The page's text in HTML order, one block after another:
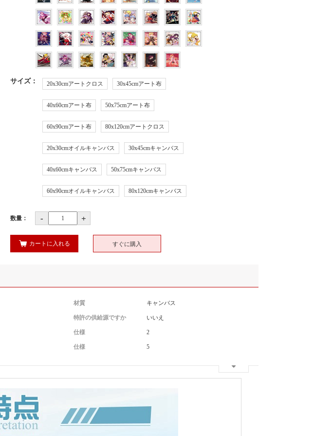
サイズ： 20x30cmアートクロス 30x45cmアート布
40x60cmアート布 50x75cmアート布
60x90cmアート布 80x120cmアートクロス
20x30cmオイルキャンバス 30x45cmキャンバス
40x60cmキャンバス 50x75cmキャンバス
60x90cmオイルキャンバス 80x120cmキャンバス
数量： - +
カートに入れる すぐに購入
材質 キャンバス
特許の供給源ですか いいえ
仕様 2
仕様 5